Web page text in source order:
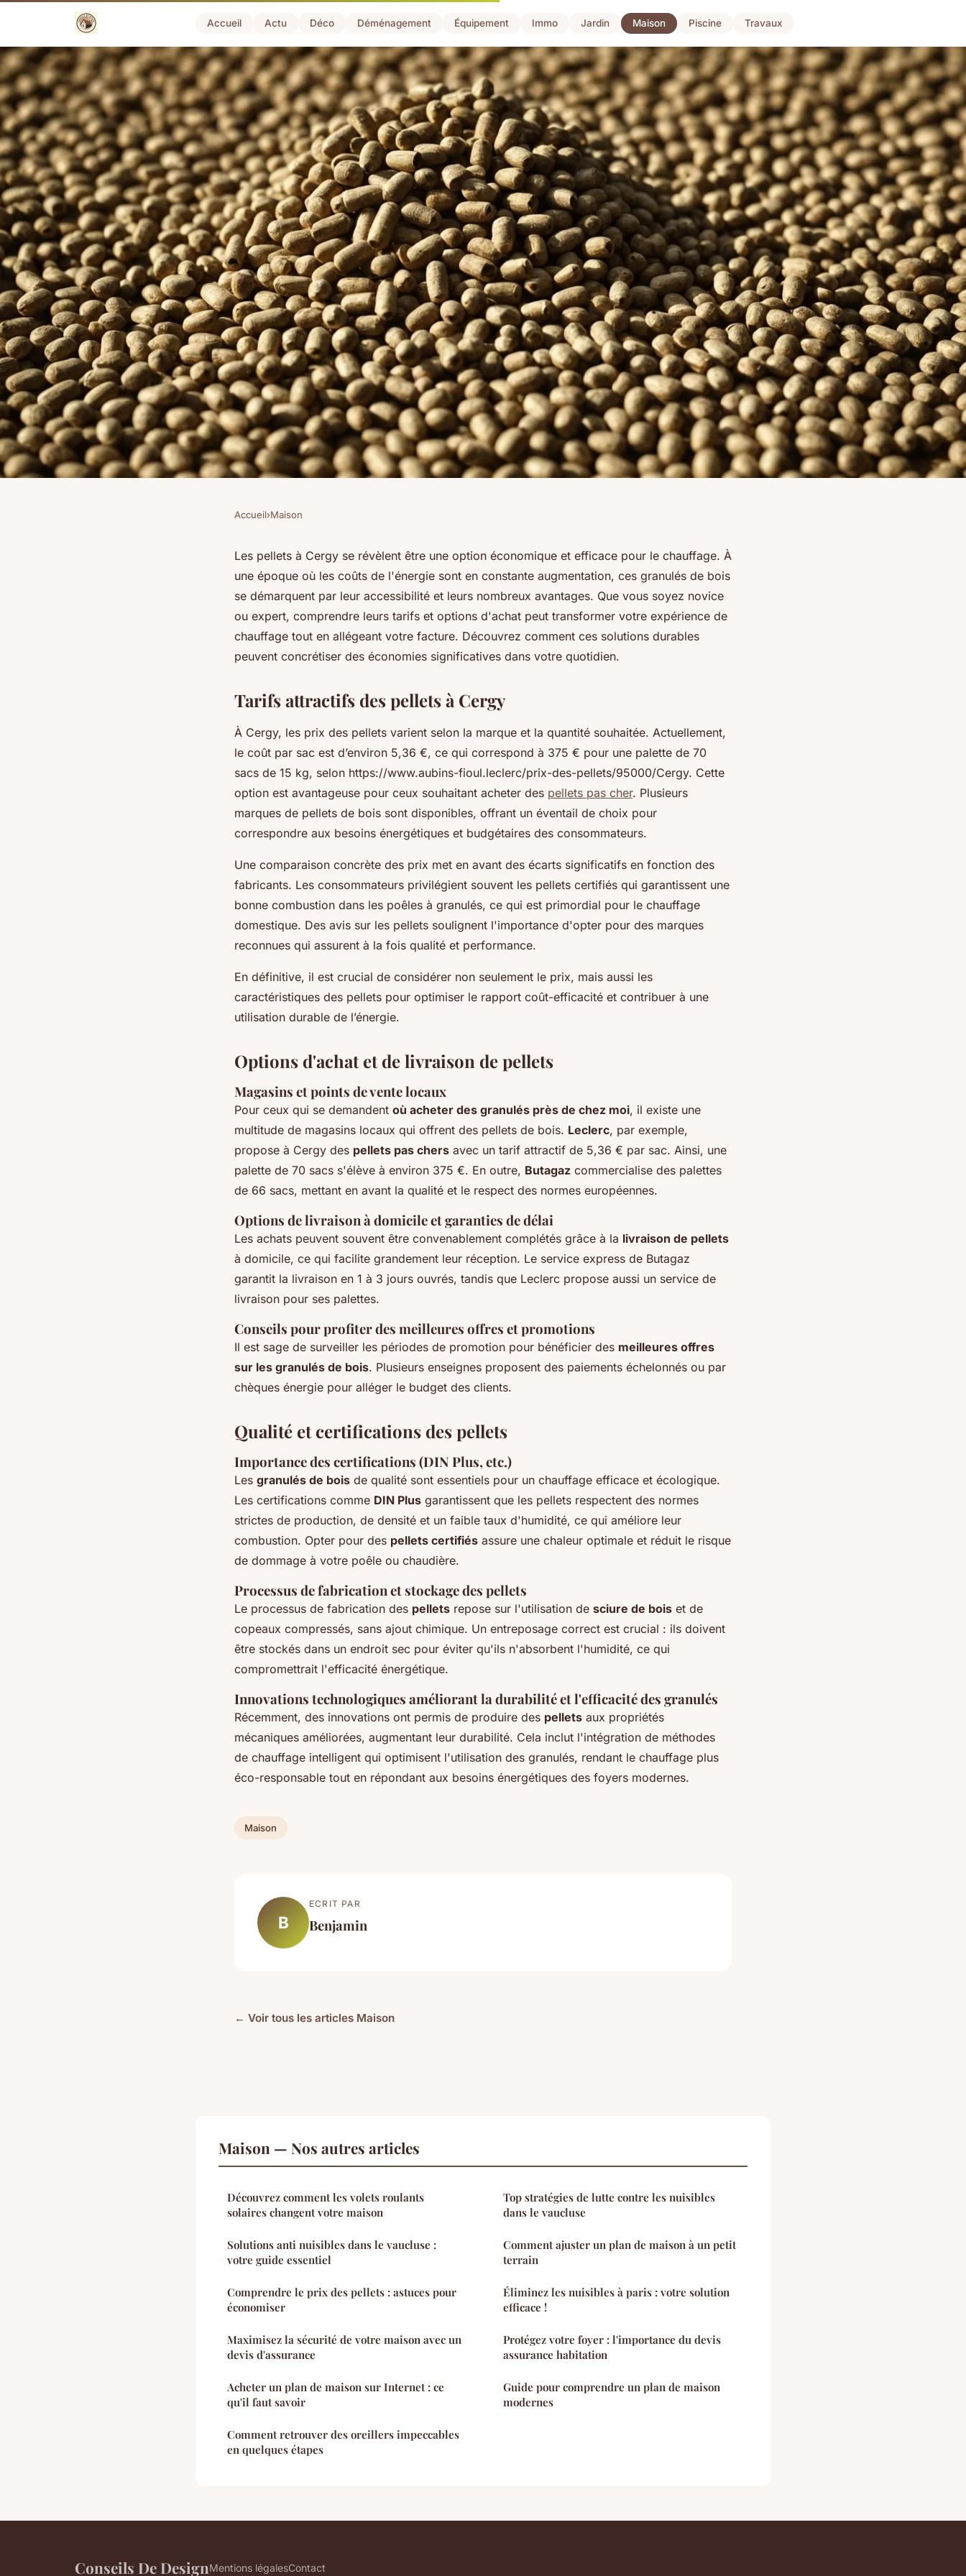
Accueil Actu Déco Déménagement Équipement Immo Jardin Maison Piscine Travaux
Découvrez les tarifs attractifs des
pellets à Cergy !
Accueil›Maison
Les pellets à Cergy se révèlent être une option économique et efficace pour le chauffage. À
une époque où les coûts de l'énergie sont en constante augmentation, ces granulés de bois
se démarquent par leur accessibilité et leurs nombreux avantages. Que vous soyez novice
ou expert, comprendre leurs tarifs et options d'achat peut transformer votre expérience de
chauffage tout en allégeant votre facture. Découvrez comment ces solutions durables
peuvent concrétiser des économies significatives dans votre quotidien.
Tarifs attractifs des pellets à Cergy
À Cergy, les prix des pellets varient selon la marque et la quantité souhaitée. Actuellement,
le coût par sac est d’environ 5,36 €, ce qui correspond à 375 € pour une palette de 70
sacs de 15 kg, selon https://www.aubins-fioul.leclerc/prix-des-pellets/95000/Cergy. Cette
option est avantageuse pour ceux souhaitant acheter des pellets pas cher. Plusieurs
marques de pellets de bois sont disponibles, offrant un éventail de choix pour
correspondre aux besoins énergétiques et budgétaires des consommateurs.
Une comparaison concrète des prix met en avant des écarts significatifs en fonction des
fabricants. Les consommateurs privilégient souvent les pellets certifiés qui garantissent une
bonne combustion dans les poêles à granulés, ce qui est primordial pour le chauffage
domestique. Des avis sur les pellets soulignent l'importance d'opter pour des marques
reconnues qui assurent à la fois qualité et performance.
En définitive, il est crucial de considérer non seulement le prix, mais aussi les
caractéristiques des pellets pour optimiser le rapport coût-efficacité et contribuer à une
utilisation durable de l’énergie.
Options d'achat et de livraison de pellets
Magasins et points de vente locaux
Pour ceux qui se demandent où acheter des granulés près de chez moi, il existe une
multitude de magasins locaux qui offrent des pellets de bois. Leclerc, par exemple,
propose à Cergy des pellets pas chers avec un tarif attractif de 5,36 € par sac. Ainsi, une
palette de 70 sacs s'élève à environ 375 €. En outre, Butagaz commercialise des palettes
de 66 sacs, mettant en avant la qualité et le respect des normes européennes.
Options de livraison à domicile et garanties de délai
Les achats peuvent souvent être convenablement complétés grâce à la livraison de pellets
à domicile, ce qui facilite grandement leur réception. Le service express de Butagaz
garantit la livraison en 1 à 3 jours ouvrés, tandis que Leclerc propose aussi un service de
livraison pour ses palettes.
Conseils pour profiter des meilleures offres et promotions
Il est sage de surveiller les périodes de promotion pour bénéficier des meilleures offres
sur les granulés de bois. Plusieurs enseignes proposent des paiements échelonnés ou par
chèques énergie pour alléger le budget des clients.
Qualité et certifications des pellets
Importance des certifications (DIN Plus, etc.)
Les granulés de bois de qualité sont essentiels pour un chauffage efficace et écologique.
Les certifications comme DIN Plus garantissent que les pellets respectent des normes
strictes de production, de densité et un faible taux d'humidité, ce qui améliore leur
combustion. Opter pour des pellets certifiés assure une chaleur optimale et réduit le risque
de dommage à votre poêle ou chaudière.
Processus de fabrication et stockage des pellets
Le processus de fabrication des pellets repose sur l'utilisation de sciure de bois et de
copeaux compressés, sans ajout chimique. Un entreposage correct est crucial : ils doivent
être stockés dans un endroit sec pour éviter qu'ils n'absorbent l'humidité, ce qui
compromettrait l'efficacité énergétique.
Innovations technologiques améliorant la durabilité et l'efficacité des granulés
Récemment, des innovations ont permis de produire des pellets aux propriétés
mécaniques améliorées, augmentant leur durabilité. Cela inclut l'intégration de méthodes
de chauffage intelligent qui optimisent l'utilisation des granulés, rendant le chauffage plus
éco-responsable tout en répondant aux besoins énergétiques des foyers modernes.
Maison
B
ECRIT PAR
Benjamin
← Voir tous les articles Maison
Maison — Nos autres articles
Découvrez comment les volets roulants
solaires changent votre maison
Solutions anti nuisibles dans le vaucluse :
votre guide essentiel
Comprendre le prix des pellets : astuces pour
économiser
Maximisez la sécurité de votre maison avec un
devis d'assurance
Acheter un plan de maison sur Internet : ce
qu'il faut savoir
Comment retrouver des oreillers impeccables
en quelques étapes
Top stratégies de lutte contre les nuisibles
dans le vaucluse
Comment ajuster un plan de maison à un petit
terrain
Éliminez les nuisibles à paris : votre solution
efficace !
Protégez votre foyer : l'importance du devis
assurance habitation
Guide pour comprendre un plan de maison
modernes
Conseils De DesignMentions légalesContact